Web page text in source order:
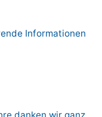
Informationen
danken wir ganz